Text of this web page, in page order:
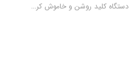
کلید روشن و خاموش کر...